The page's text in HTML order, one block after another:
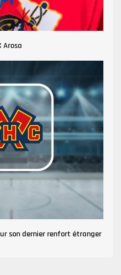
Arosa
son dernier renfort étranger